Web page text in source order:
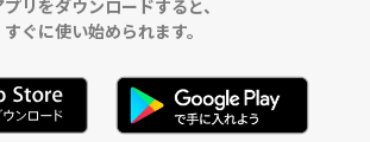
プリをダウンロードすると、
すぐに使い始められます。